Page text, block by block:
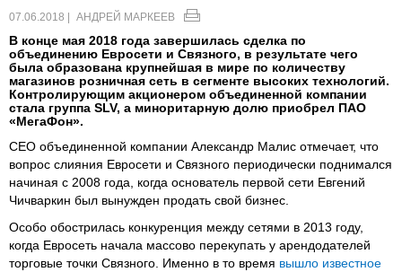
07.06.2018 | АНДРЕЙ МАРКЕЕВ
В конце мая 2018 года завершилась сделка по
объединению Евросети и Связного, в результате чего
была образована крупнейшая в мире по количеству
магазинов розничная сеть в сегменте высоких технологий.
Контролирующим акционером объединенной компании
стала группа SLV, а миноритарную долю приобрел ПАО
«МегаФон».
СЕО объединенной компании Александр Малис отмечает, что
вопрос слияния Евросети и Связного периодически поднимался
начиная с 2008 года, когда основатель первой сети Евгений
Чичваркин был вынужден продать свой бизнес.
Особо обострилась конкуренция между сетями в 2013 году,
когда Евросеть начала массово перекупать у арендодателей
торговые точки Связного. Именно в то время вышло известное